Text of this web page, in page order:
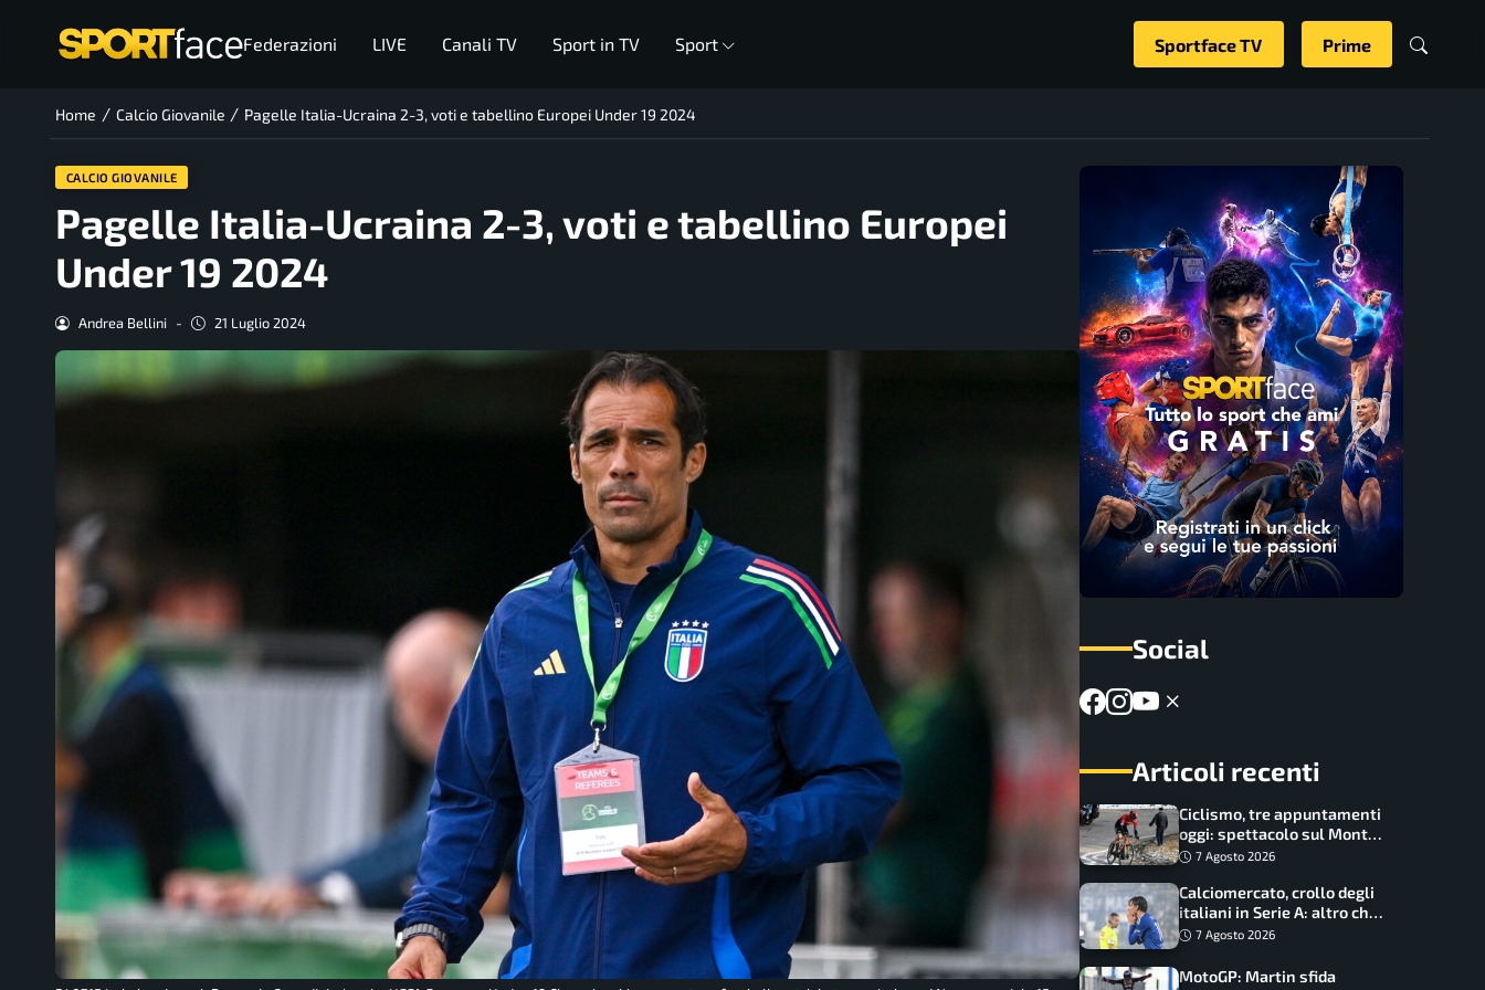
Federazioni LIVE Canali TV Sport in TV Sport Sportface TV Prime
Home / Calcio Giovanile / Pagelle Italia-Ucraina 2-3, voti e tabellino Europei Under 19 2024
CALCIO GIOVANILE
Pagelle Italia-Ucraina 2-3, voti e tabellino Europei
Under 19 2024
Andrea Bellini - 21 Luglio 2024
Social
Articoli recenti
Ciclismo, tre appuntamenti
oggi: spettacolo sul Mont
Ventoux, orari e come
7 Agosto 2026
Calciomercato, crollo degli
italiani in Serie A: altro che
svolta dopo il Mondiale
7 Agosto 2026
MotoGP: Martin sfida